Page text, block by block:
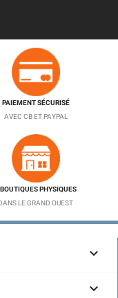
PAIEMENT SÉCURISÉ
AVEC CB ET PAYPAL
PHYSIQUES
LE GRAND OUEST

